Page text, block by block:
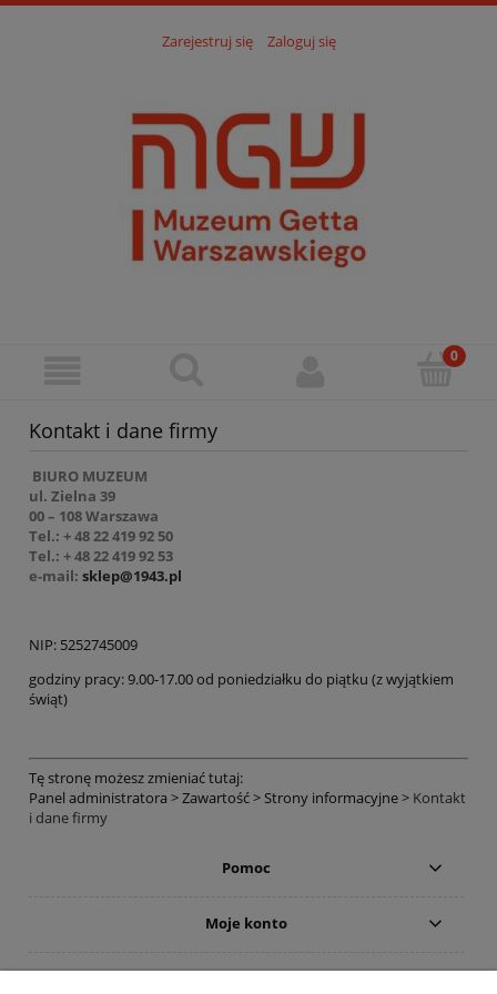
Zarejestruj się Zaloguj się
Kontakt i dane firmy
BIURO MUZEUM
ul. Zielna 39
00 – 108 Warszawa
Tel.: + 48 22 419 92 50
Tel.: + 48 22 419 92 53
e-mail: sklep@1943.pl
NIP: 5252745009
godziny pracy: 9.00-17.00 od poniedziałku do piątku (z wyjątkiem
świąt)
Tę stronę możesz zmieniać tutaj:
Panel administratora > Zawartość > Strony informacyjne > Kontakt
i dane firmy
Pomoc
Moje konto